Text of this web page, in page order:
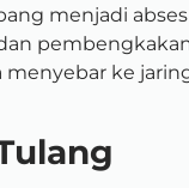
menjadi
ke